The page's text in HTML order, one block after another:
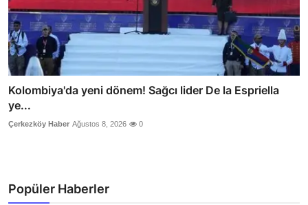
Kolombiya'da yeni dönem! Sağcı lider De la Espriella
ye...
Çerkezköy Haber Ağustos 8, 2026 0
Popüler Haberler